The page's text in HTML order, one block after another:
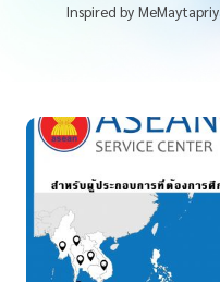
Inspired by